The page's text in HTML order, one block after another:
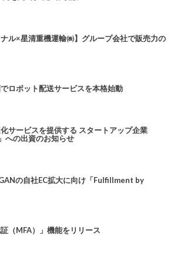
ナル×星清重機運輸㈱】グループ会社で販売力の
ロボット配送サービスを本格始動
サービスを提供する スタートアップ企業
への出資のお知らせ
の自社EC拡大に向け「Fulfillment by
（MFA）」機能をリリース